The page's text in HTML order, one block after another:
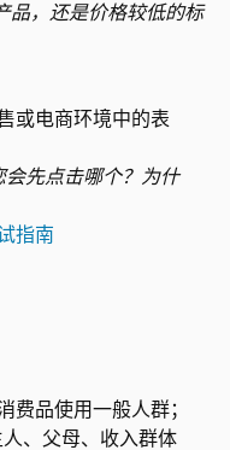
品，还是价格较低的标
或电商环境中的表
先点击哪个？为什
指南
品使用一般人群；
、父母、收入群体